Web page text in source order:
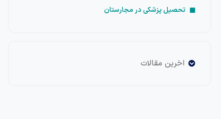
تحصیل پزشکی در مجارستان
اخرین مقالات